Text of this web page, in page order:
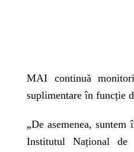
MAI continuă
suplimentare în funcție
„De asemenea,
Institutul Național de